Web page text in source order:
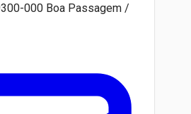
000 Boa Passagem /